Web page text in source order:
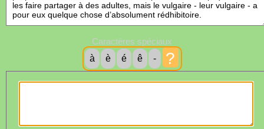
Caractères spéciaux
à
è é ê - ?